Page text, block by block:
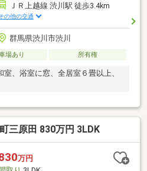
ＪＲ上越線 渋川駅 徒歩3.4km
の他の交通
群馬県渋川市渋川
場あり 所有権
、浴室に窓、全居室６畳以上、
三原田 830万円 3LDK
万円